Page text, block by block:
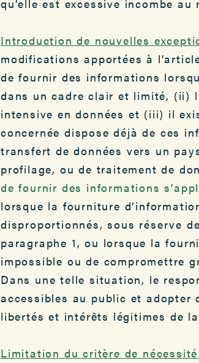
qu’elle est excessive incombe
Introduction de nouvelles
modifications apportées à
de fournir des informations
dans un cadre clair et limité, (ii)
intensive en données et (iii) il
concernée dispose déjà de ces
transfert de données vers un
profilage, ou de traitement de
de fournir des informations
lorsque la fourniture
disproportionnés, sous réserve
paragraphe 1, ou lorsque la
impossible ou de compromettre
Dans une telle situation, le
accessibles au public et adopter
libertés et intérêts légitimes de
Limitation du critère de